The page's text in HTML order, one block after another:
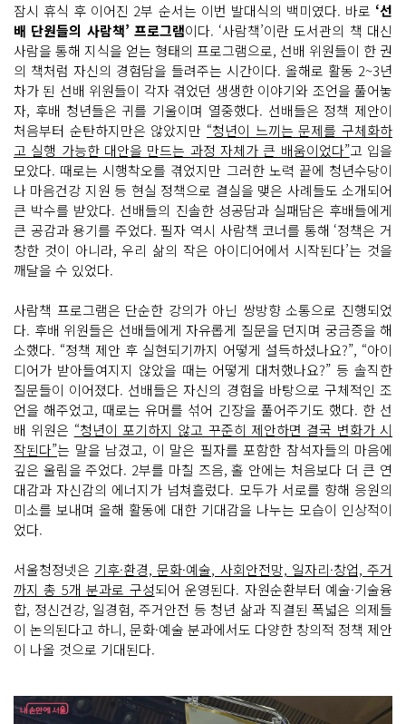
잠시 휴식 후 이어진 2부 순서는 이번 발대식의 백미였다. 바로 ‘선
배 단원들의 사람책’ 프로그램이다. ‘사람책’이란 도서관의 책 대신
사람을 통해 지식을 얻는 형태의 프로그램으로, 선배 위원들이 한 권
의 책처럼 자신의 경험담을 들려주는 시간이다. 올해로 활동 2~3년
차가 된 선배 위원들이 각자 겪었던 생생한 이야기와 조언을 풀어놓
자, 후배 청년들은 귀를 기울이며 열중했다. 선배들은 정책 제안이
처음부터 순탄하지만은 않았지만 “청년이 느끼는 문제를 구체화하
고 실행 가능한 대안을 만드는 과정 자체가 큰 배움이었다”고 입을
모았다. 때로는 시행착오를 겪었지만 그러한 노력 끝에 청년수당이
나 마음건강 지원 등 현실 정책으로 결실을 맺은 사례들도 소개되어
큰 박수를 받았다. 선배들의 진솔한 성공담과 실패담은 후배들에게
큰 공감과 용기를 주었다. 필자 역시 사람책 코너를 통해 ‘정책은 거
창한 것이 아니라, 우리 삶의 작은 아이디어에서 시작된다’는 것을
깨달을 수 있었다.
사람책 프로그램은 단순한 강의가 아닌 쌍방향 소통으로 진행되었
다. 후배 위원들은 선배들에게 자유롭게 질문을 던지며 궁금증을 해
소했다. “정책 제안 후 실현되기까지 어떻게 설득하셨나요?”, “아이
디어가 받아들여지지 않았을 때는 어떻게 대처했나요?” 등 솔직한
질문들이 이어졌다. 선배들은 자신의 경험을 바탕으로 구체적인 조
언을 해주었고, 때로는 유머를 섞어 긴장을 풀어주기도 했다. 한 선
배 위원은 “청년이 포기하지 않고 꾸준히 제안하면 결국 변화가 시
작된다”는 말을 남겼고, 이 말은 필자를 포함한 참석자들의 마음에
깊은 울림을 주었다. 2부를 마칠 즈음, 홀 안에는 처음보다 더 큰 연
대감과 자신감의 에너지가 넘쳐흘렀다. 모두가 서로를 향해 응원의
미소를 보내며 올해 활동에 대한 기대감을 나누는 모습이 인상적이
었다.
서울청정넷은 기후·환경, 문화·예술, 사회안전망, 일자리·창업, 주거
까지 총 5개 분과로 구성되어 운영된다. 자원순환부터 예술·기술융
합, 정신건강, 일경험, 주거안전 등 청년 삶과 직결된 폭넓은 의제들
이 논의된다고 하니, 문화·예술 분과에서도 다양한 창의적 정책 제안
이 나올 것으로 기대된다.